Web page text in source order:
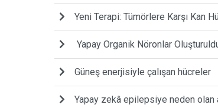
Yeni Terapi: Tümörlere Karşı Kan
Yapay Organik Nöronlar
Güneş enerjisiyle çalışan hücreler
Yapay zekâ epilepsiye neden